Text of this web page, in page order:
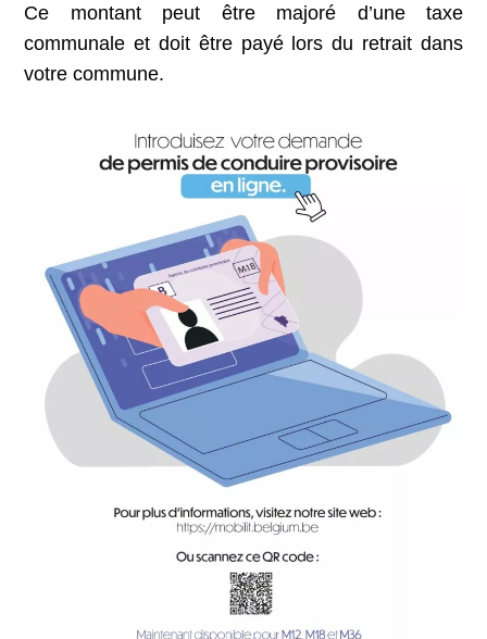
Ce montant peut être majoré d’une taxe
communale et doit être payé lors du retrait dans
votre commune.